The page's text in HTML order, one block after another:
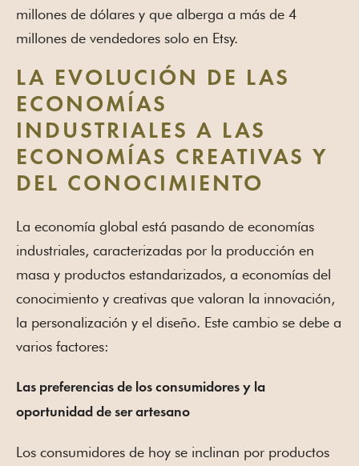
millones de dólares y que alberga a más de 4
millones de vendedores solo en Etsy.
LA EVOLUCIÓN DE LAS
ECONOMÍAS
INDUSTRIALES A LAS
ECONOMÍAS CREATIVAS Y
DEL CONOCIMIENTO
La economía global está pasando de economías
industriales, caracterizadas por la producción en
masa y productos estandarizados, a economías del
conocimiento y creativas que valoran la innovación,
la personalización y el diseño. Este cambio se debe a
varios factores:
Las preferencias de los consumidores y la
oportunidad de ser artesano
Los consumidores de hoy se inclinan por productos